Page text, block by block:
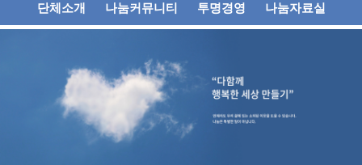
단체소개 나눔커뮤니티 투명경영 나눔자료실